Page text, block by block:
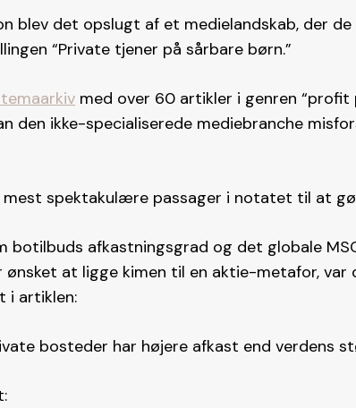
blev det opslugt af et medielandskab, der de
“Private tjener på sårbare børn.”
med over 60 artikler i genren “profit
den ikke-specialiserede mediebranche
mest spektakulære passager i notatet til at
botilbuds afkastningsgrad og det globale
at ligge kimen til en aktie-metafor,
i artiklen:
bosteder har højere afkast end verdens